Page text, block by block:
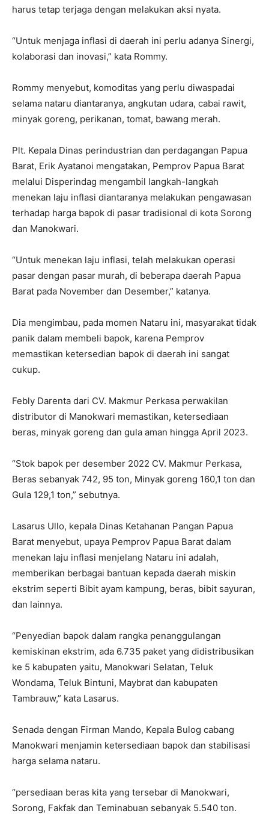
harus tetap terjaga dengan melakukan aksi nyata.
“Untuk menjaga inflasi di daerah ini perlu adanya Sinergi,
kolaborasi dan inovasi,” kata Rommy.
Rommy menyebut, komoditas yang perlu diwaspadai
selama nataru diantaranya, angkutan udara, cabai rawit,
minyak goreng, perikanan, tomat, bawang merah.
Plt. Kepala Dinas perindustrian dan perdagangan Papua
Barat, Erik Ayatanoi mengatakan, Pemprov Papua Barat
melalui Disperindag mengambil langkah-langkah
menekan laju inflasi diantaranya melakukan pengawasan
terhadap harga bapok di pasar tradisional di kota Sorong
dan Manokwari.
“Untuk menekan laju inflasi, telah melakukan operasi
pasar dengan pasar murah, di beberapa daerah Papua
Barat pada November dan Desember,” katanya.
Dia mengimbau, pada momen Nataru ini, masyarakat tidak
panik dalam membeli bapok, karena Pemprov
memastikan ketersedian bapok di daerah ini sangat
cukup.
Febly Darenta dari CV. Makmur Perkasa perwakilan
distributor di Manokwari memastikan, ketersediaan
beras, minyak goreng dan gula aman hingga April 2023.
“Stok bapok per desember 2022 CV. Makmur Perkasa,
Beras sebanyak 742, 95 ton, Minyak goreng 160,1 ton dan
Gula 129,1 ton,” sebutnya.
Lasarus Ullo, kepala Dinas Ketahanan Pangan Papua
Barat menyebut, upaya Pemprov Papua Barat dalam
menekan laju inflasi menjelang Nataru ini adalah,
memberikan berbagai bantuan kepada daerah miskin
ekstrim seperti Bibit ayam kampung, beras, bibit sayuran,
dan lainnya.
“Penyedian bapok dalam rangka penanggulangan
kemiskinan ekstrim, ada 6.735 paket yang didistribusikan
ke 5 kabupaten yaitu, Manokwari Selatan, Teluk
Wondama, Teluk Bintuni, Maybrat dan kabupaten
Tambrauw,” kata Lasarus.
Senada dengan Firman Mando, Kepala Bulog cabang
Manokwari menjamin ketersediaan bapok dan stabilisasi
harga selama nataru.
“persediaan beras kita yang tersebar di Manokwari,
Sorong, Fakfak dan Teminabuan sebanyak 5.540 ton.